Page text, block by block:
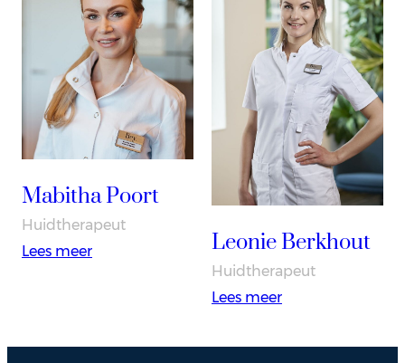
Mabitha Poort
Huidtherapeut
Lees meer:
Leonie Berkhout
Huidtherapeut
Lees meer:
Berkhout